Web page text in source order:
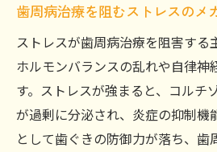
歯周病治療を阻むストレスのメ
ストレスが歯周病治療を阻害する
ホルモンバランスの乱れや自律神
す。ストレスが強まると、コルチ
が過剰に分泌され、炎症の抑制機
として歯ぐきの防御力が落ち、歯